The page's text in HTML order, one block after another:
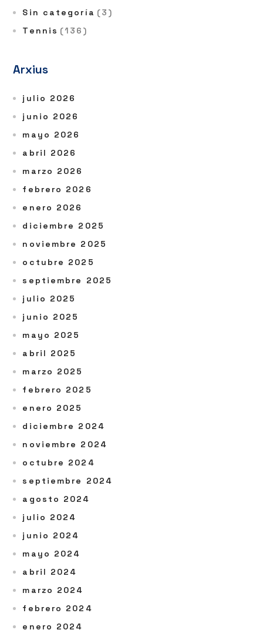
Sin categoría (3)
Tennis (136)
Arxius
julio 2026
junio 2026
mayo 2026
abril 2026
marzo 2026
febrero 2026
enero 2026
diciembre 2025
noviembre 2025
octubre 2025
septiembre 2025
julio 2025
junio 2025
mayo 2025
abril 2025
marzo 2025
febrero 2025
enero 2025
diciembre 2024
noviembre 2024
octubre 2024
septiembre 2024
agosto 2024
julio 2024
junio 2024
mayo 2024
abril 2024
marzo 2024
febrero 2024
enero 2024